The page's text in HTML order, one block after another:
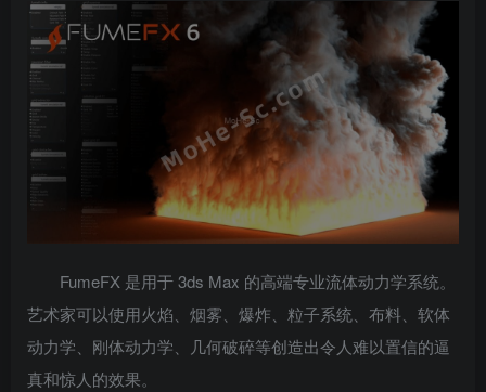
FumeFX 是用于 3ds Max 的高端专业流体动力学系统。
艺术家可以使用火焰、烟雾、爆炸、粒子系统、布料、软体
动力学、刚体动力学、几何破碎等创造出令人难以置信的逼
真和惊人的效果。